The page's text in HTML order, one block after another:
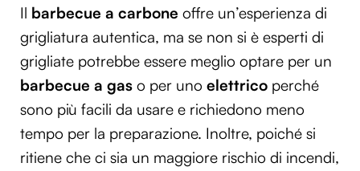
Il barbecue a carbone offre un’esperienza di
grigliatura autentica, ma se non si è esperti di
grigliate potrebbe essere meglio optare per un
barbecue a gas o per uno elettrico perché
sono più facili da usare e richiedono meno
tempo per la preparazione. Inoltre, poiché si
ritiene che ci sia un maggiore rischio di incendi,